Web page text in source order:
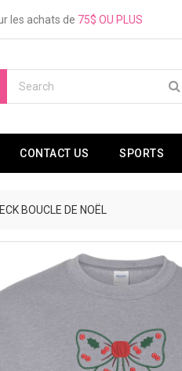
les achats de 75$ OU PLUS
CONTACT US SPORTS
BOUCLE DE NOËL